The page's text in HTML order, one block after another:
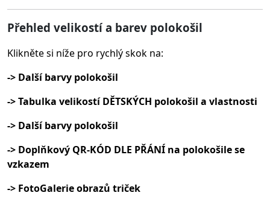
Přehled velikostí a barev polokošil
Klikněte si níže pro rychlý skok na:
-> Další barvy polokošil
-> Tabulka velikostí DĚTSKÝCH polokošil a vlastnosti
-> Další barvy polokošil
-> Doplňkový QR-KÓD DLE PŘÁNÍ na polokošile se
vzkazem
-> FotoGalerie obrazů triček